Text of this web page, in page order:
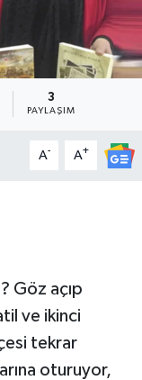
3
PAYLAŞIM
A- A+
Göz açıp
ve ikinci
tekrar
oturuyor,